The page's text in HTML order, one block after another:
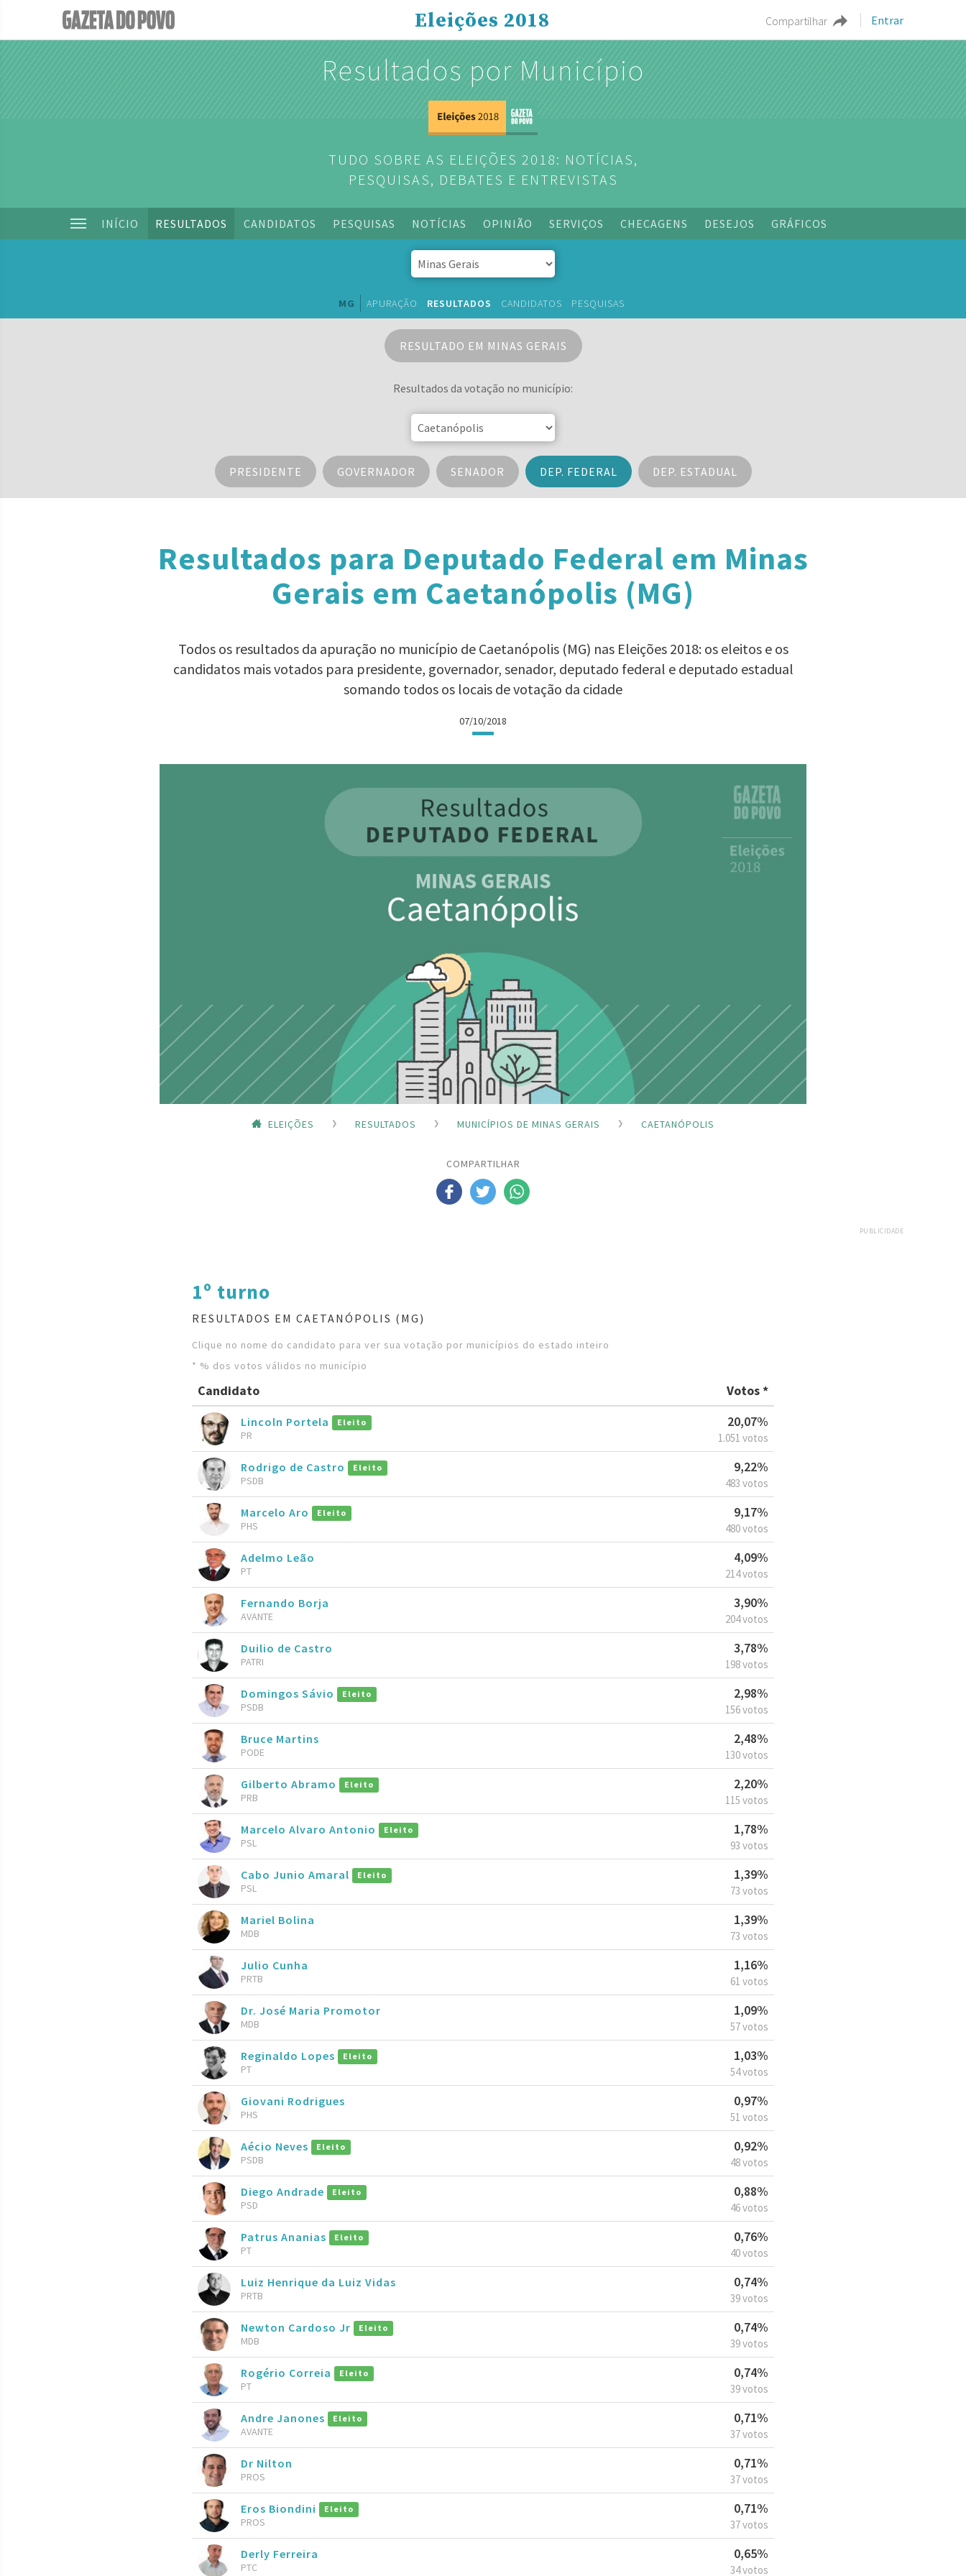
Compartilhar Entrar
Eleições 2018
Resultados por Município
TUDO SOBRE AS ELEIÇÕES 2018: NOTÍCIAS,
PESQUISAS, DEBATES E ENTREVISTAS
INÍCIO RESULTADOS CANDIDATOS PESQUISAS NOTÍCIAS OPINIÃO SERVIÇOS CHECAGENS DESEJOS GRÁFICOS
MG APURAÇÃO RESULTADOS CANDIDATOS PESQUISAS
RESULTADO EM MINAS GERAIS
Resultados da votação no município:
PRESIDENTE GOVERNADOR SENADOR DEP. FEDERAL DEP. ESTADUAL
Resultados para Deputado Federal em Minas
Gerais em Caetanópolis (MG)
Todos os resultados da apuração no município de Caetanópolis (MG) nas Eleições 2018: os eleitos e os
candidatos mais votados para presidente, governador, senador, deputado federal e deputado estadual
somando todos os locais de votação da cidade
07/10/2018
ELEIÇÕES RESULTADOS MUNICÍPIOS DE MINAS GERAIS CAETANÓPOLIS
COMPARTILHAR
PUBLICIDADE
1º turno
RESULTADOS EM CAETANÓPOLIS (MG)
Clique no nome do candidato para ver sua votação por municípios do estado inteiro
* % dos votos válidos no município
Candidato Votos *
Lincoln Portela Eleito
PR
20,07%
1.051 votos
Rodrigo de Castro Eleito
PSDB
9,22%
483 votos
Marcelo Aro Eleito
PHS
9,17%
480 votos
Adelmo Leão
PT
4,09%
214 votos
Fernando Borja
AVANTE
3,90%
204 votos
Duilio de Castro
PATRI
3,78%
198 votos
Domingos Sávio Eleito
PSDB
2,98%
156 votos
Bruce Martins
PODE
2,48%
130 votos
Gilberto Abramo Eleito
PRB
2,20%
115 votos
Marcelo Alvaro Antonio Eleito
PSL
1,78%
93 votos
Cabo Junio Amaral Eleito
PSL
1,39%
73 votos
Mariel Bolina
MDB
1,39%
73 votos
Julio Cunha
PRTB
1,16%
61 votos
Dr. José Maria Promotor
MDB
1,09%
57 votos
Reginaldo Lopes Eleito
PT
1,03%
54 votos
Giovani Rodrigues
PHS
0,97%
51 votos
Aécio Neves Eleito
PSDB
0,92%
48 votos
Diego Andrade Eleito
PSD
0,88%
46 votos
Patrus Ananias Eleito
PT
0,76%
40 votos
Luiz Henrique da Luiz Vidas
PRTB
0,74%
39 votos
Newton Cardoso Jr Eleito
MDB
0,74%
39 votos
Rogério Correia Eleito
PT
0,74%
39 votos
Andre Janones Eleito
AVANTE
0,71%
37 votos
Dr Nilton
PROS
0,71%
37 votos
Eros Biondini Eleito
PROS
0,71%
37 votos
Derly Ferreira
PTC
0,65%
34 votos